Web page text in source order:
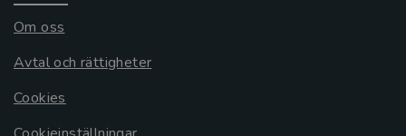
Om oss
Avtal och rättigheter
Cookies